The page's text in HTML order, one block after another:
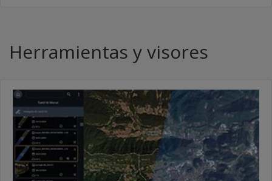
Herramientas y visores